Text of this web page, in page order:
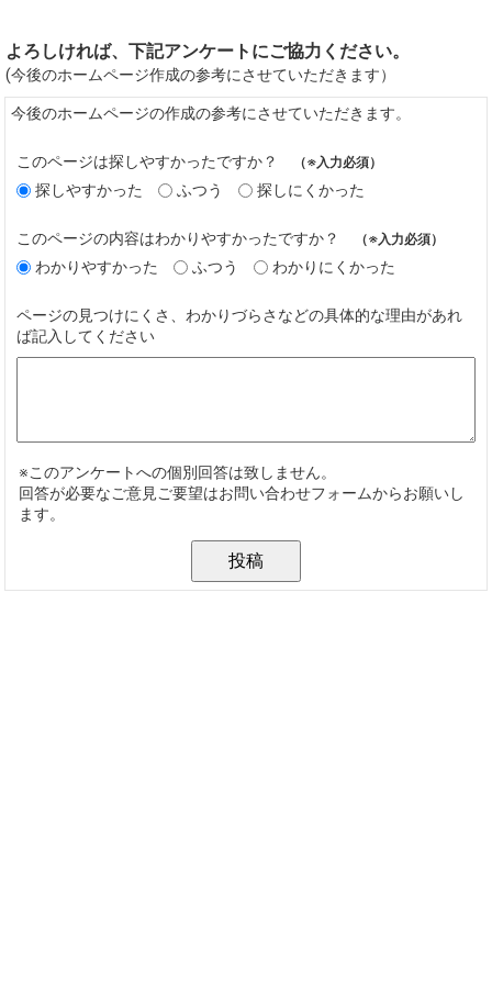
よろしければ、下記アンケートにご協力ください。
(今後のホームページ作成の参考にさせていただきます）
今後のホームページの作成の参考にさせていただきます。
このページは探しやすかったですか？ （※入力必須）
探しやすかった ふつう 探しにくかった
このページの内容はわかりやすかったですか？ （※入力必須）
わかりやすかった ふつう わかりにくかった
ページの見つけにくさ、わかりづらさなどの具体的な理由があれ
ば記入してください
※このアンケートへの個別回答は致しません。
回答が必要なご意見ご要望はお問い合わせフォームからお願いし
ます。